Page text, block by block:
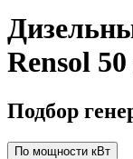
Rensol
Подбор
По мощности кВт